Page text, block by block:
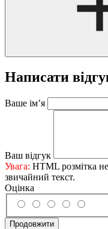
Написати
Ваше ім’я
Ваш відгук
Увага: HTML розмітка
звичайний текст.
Оцінка
Продовжити